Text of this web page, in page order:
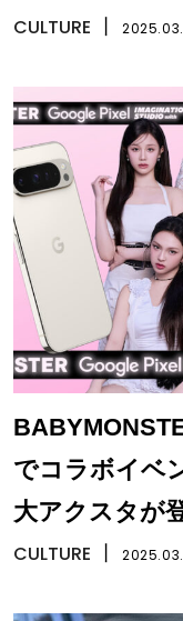
CULTURE
でコラボイベ
大アクスタが
CULTURE